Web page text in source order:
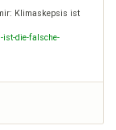
Klimaskepsis ist
die-falsche-